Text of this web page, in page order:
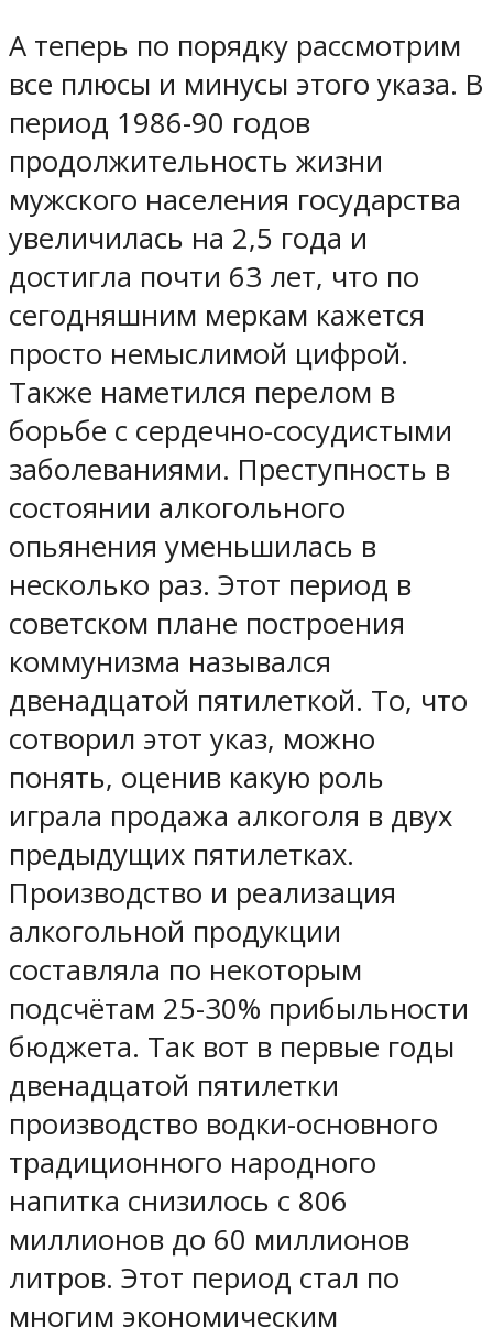
А теперь по порядку рассмотрим
все плюсы и минусы этого указа. В
период 1986-90 годов
продолжительность жизни
мужского населения государства
увеличилась на 2,5 года и
достигла почти 63 лет, что по
сегодняшним меркам кажется
просто немыслимой цифрой.
Также наметился перелом в
борьбе с сердечно-сосудистыми
заболеваниями. Преступность в
состоянии алкогольного
опьянения уменьшилась в
несколько раз. Этот период в
советском плане построения
коммунизма назывался
двенадцатой пятилеткой. То, что
сотворил этот указ, можно
понять, оценив какую роль
играла продажа алкоголя в двух
предыдущих пятилетках.
Производство и реализация
алкогольной продукции
составляла по некоторым
подсчётам 25-30% прибыльности
бюджета. Так вот в первые годы
двенадцатой пятилетки
производство водки-основного
традиционного народного
напитка снизилось с 806
миллионов до 60 миллионов
литров. Этот период стал по
многим экономическим